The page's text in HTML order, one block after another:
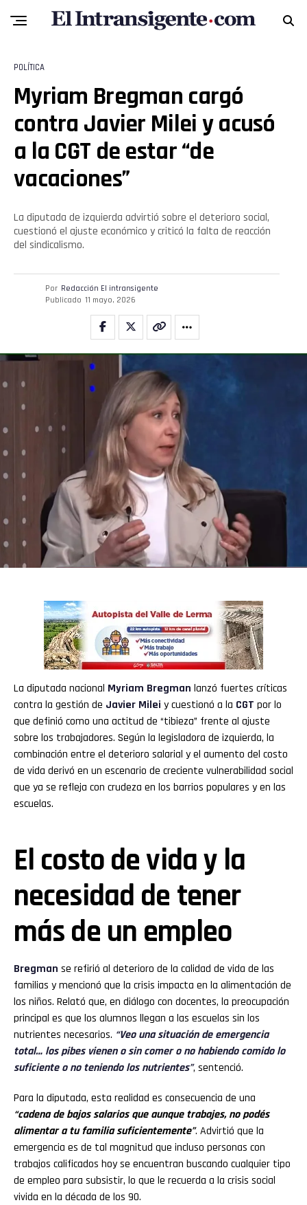
POLÍTICA
Myriam Bregman cargó
contra Javier Milei y acusó
a la CGT de estar “de
vacaciones”
La diputada de izquierda advirtió sobre el deterioro social,
cuestionó el ajuste económico y criticó la falta de reacción
del sindicalismo.
Por Redacción El intransigente
Publicado 11 mayo, 2026
La diputada nacional Myriam Bregman lanzó fuertes críticas
contra la gestión de Javier Milei y cuestionó a la CGT por lo
que definió como una actitud de “tibieza” frente al ajuste
sobre los trabajadores. Según la legisladora de izquierda, la
combinación entre el deterioro salarial y el aumento del costo
de vida derivó en un escenario de creciente vulnerabilidad social
que ya se refleja con crudeza en los barrios populares y en las
escuelas.
El costo de vida y la
necesidad de tener
más de un empleo
Bregman se refirió al deterioro de la calidad de vida de las
familias y mencionó que la crisis impacta en la alimentación de
los niños. Relató que, en diálogo con docentes, la preocupación
principal es que los alumnos llegan a las escuelas sin los
nutrientes necesarios. “Veo una situación de emergencia
total… los pibes vienen o sin comer o no habiendo comido lo
suficiente o no teniendo los nutrientes”, sentenció.
Para la diputada, esta realidad es consecuencia de una
“cadena de bajos salarios que aunque trabajes, no podés
alimentar a tu familia suficientemente”. Advirtió que la
emergencia es de tal magnitud que incluso personas con
trabajos calificados hoy se encuentran buscando cualquier tipo
de empleo para subsistir, lo que le recuerda a la crisis social
vivida en la década de los 90.